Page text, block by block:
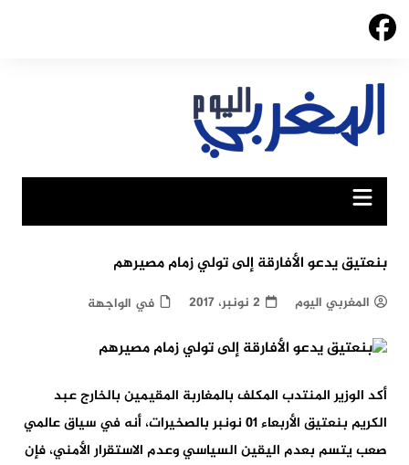
Skip
بنعتيق يدعو الأفارقة إلى تولي زمام مصيرهم
المغربي اليوم 2 نونبر، 2017 في الواجهة
أكد الوزير المنتدب المكلف بالمغاربة المقيمين بالخارج عبد
الكريم بنعتيق الأربعاء 01 نونبر بالصخيرات، أنه في سياق عالمي
صعب يتسم بعدم اليقين السياسي وعدم الاستقرار الأمني، فإن